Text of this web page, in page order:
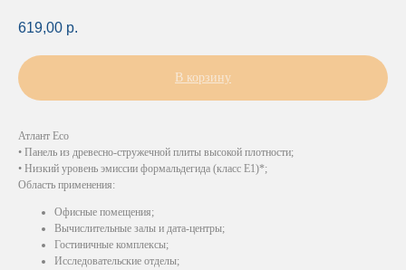
619,00 р.
В корзину
Атлант Eco
• Панель из древесно-стружечной плиты высокой плотности;
• Низкий уровень эмиссии формальдегида (класс Е1)*;
Область применения:
Офисные помещения;
Вычислительные залы и дата-центры;
Гостиничные комплексы;
Исследовательские отделы;